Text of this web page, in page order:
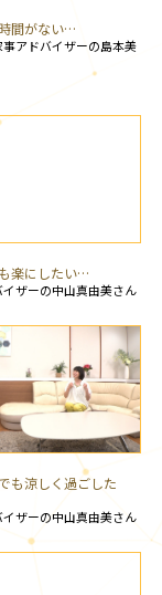
間がない…
アドバイザーの島本美
楽にしたい…
ザーの中山真由美さん
も涼しく過ごした
ザーの中山真由美さん